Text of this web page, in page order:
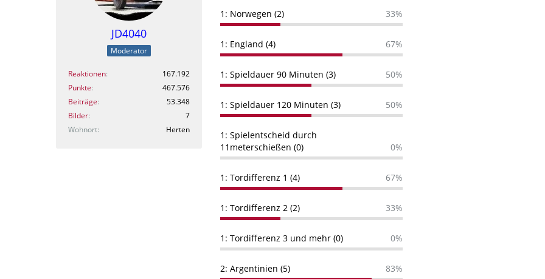
JD4040
Moderator
Reaktionen
167.192
Punkte
467.576
Beiträge
53.348
Bilder
7
Wohnort
Herten
1: Norwegen (2) 33%
1: England (4) 67%
1: Spieldauer 90 Minuten (3) 50%
1: Spieldauer 120 Minuten (3) 50%
1: Spielentscheid durch
11meterschießen (0)
0%
1: Tordifferenz 1 (4) 67%
1: Tordifferenz 2 (2) 33%
1: Tordifferenz 3 und mehr (0) 0%
2: Argentinien (5) 83%